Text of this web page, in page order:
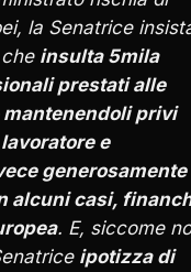
la Senatrice
insulta 5mila
prestati alle
privi
e
generosamente
alcuni casi,
. E, siccome
ipotizza di